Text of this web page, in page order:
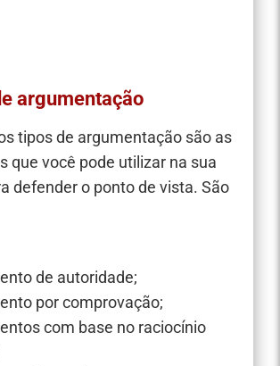
argumentação
tipos de argumentação são as
que você pode utilizar na sua
defender o ponto de vista. São
de autoridade;
por comprovação;
com base no raciocínio